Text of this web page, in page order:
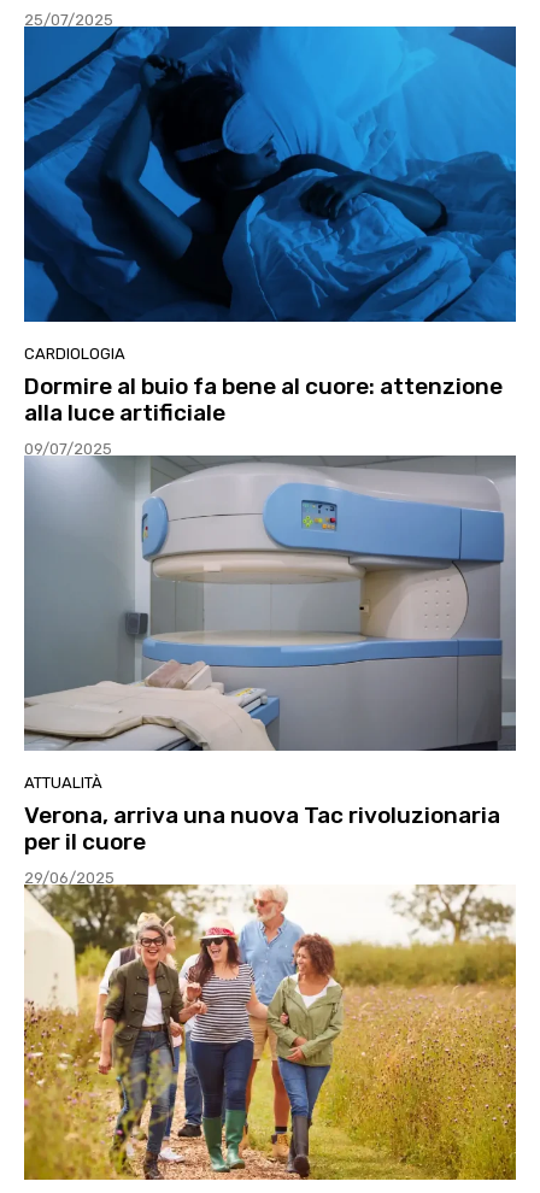
25/07/2025
CARDIOLOGIA
Dormire al buio fa bene al cuore: attenzione
alla luce artificiale
09/07/2025
ATTUALITÀ
Verona, arriva una nuova Tac rivoluzionaria
per il cuore
29/06/2025